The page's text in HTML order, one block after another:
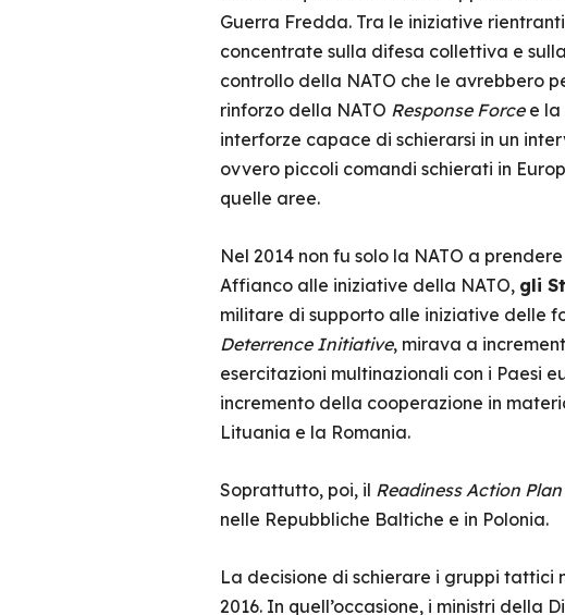
Guerra Fredda. Tra le iniziative
concentrate sulla difesa collettiva e
controllo della NATO che le avrebbero
rinforzo della NATO Response Forcee la
interforze capace di schierarsi in un
ovvero piccoli comandi schierati in
quelle aree.
Nel 2014 non fu solo la NATO a
Affianco alle iniziative della NATO, gli
militare di supporto alle iniziative delle
Deterrence Initiative, mirava a
esercitazioni multinazionali con i Paesi
incremento della cooperazione in
Lituania e la Romania.
Soprattutto, poi, il Readiness Action Plan
nelle Repubbliche Baltiche e in Polonia.
La decisione di schierare i gruppi tattici
2016. In quell’occasione, i ministri della